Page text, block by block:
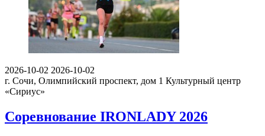
2026-10-02 2026-10-02
г. Сочи, Олимпийский проспект, дом 1 Культурный центр
«Сириус»
Соревнование IRONLADY 2026